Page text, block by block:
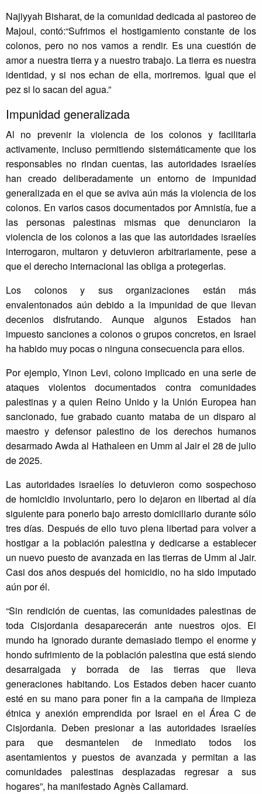
Najiyyah Bisharat, de la comunidad dedicada al pastoreo de
Majoul, contó:“Sufrimos el hostigamiento constante de los
colonos, pero no nos vamos a rendir. Es una cuestión de
amor a nuestra tierra y a nuestro trabajo. La tierra es nuestra
identidad, y si nos echan de ella, moriremos. Igual que el
pez si lo sacan del agua.”
Impunidad generalizada
Al no prevenir la violencia de los colonos y facilitarla
activamente, incluso permitiendo sistemáticamente que los
responsables no rindan cuentas, las autoridades israelíes
han creado deliberadamente un entorno de impunidad
generalizada en el que se aviva aún más la violencia de los
colonos. En varios casos documentados por Amnistía, fue a
las personas palestinas mismas que denunciaron la
violencia de los colonos a las que las autoridades israelíes
interrogaron, multaron y detuvieron arbitrariamente, pese a
que el derecho internacional las obliga a protegerlas.
Los colonos y sus organizaciones están más
envalentonados aún debido a la impunidad de que llevan
decenios disfrutando. Aunque algunos Estados han
impuesto sanciones a colonos o grupos concretos, en Israel
ha habido muy pocas o ninguna consecuencia para ellos.
Por ejemplo, Yinon Levi, colono implicado en una serie de
ataques violentos documentados contra comunidades
palestinas y a quien Reino Unido y la Unión Europea han
sancionado, fue grabado cuanto mataba de un disparo al
maestro y defensor palestino de los derechos humanos
desarmado Awda al Hathaleen en Umm al Jair el 28 de julio
de 2025.
Las autoridades israelíes lo detuvieron como sospechoso
de homicidio involuntario, pero lo dejaron en libertad al día
siguiente para ponerlo bajo arresto domiciliario durante sólo
tres días. Después de ello tuvo plena libertad para volver a
hostigar a la población palestina y dedicarse a establecer
un nuevo puesto de avanzada en las tierras de Umm al Jair.
Casi dos años después del homicidio, no ha sido imputado
aún por él.
“Sin rendición de cuentas, las comunidades palestinas de
toda Cisjordania desaparecerán ante nuestros ojos. El
mundo ha ignorado durante demasiado tiempo el enorme y
hondo sufrimiento de la población palestina que está siendo
desarraigada y borrada de las tierras que lleva
generaciones habitando. Los Estados deben hacer cuanto
esté en su mano para poner fin a la campaña de limpieza
étnica y anexión emprendida por Israel en el Área C de
Cisjordania. Deben presionar a las autoridades israelíes
para que desmantelen de inmediato todos los
asentamientos y puestos de avanzada y permitan a las
comunidades palestinas desplazadas regresar a sus
hogares”, ha manifestado Agnès Callamard.